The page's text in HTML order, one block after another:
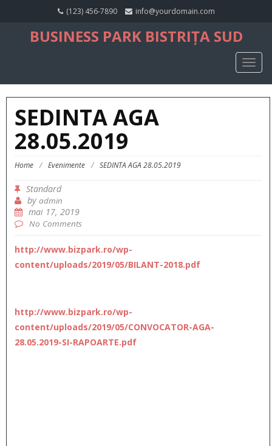
(123) 456-7890 info@yourdomain.com
BUSINESS PARK BISTRIȚA SUD
SEDINTA AGA
28.05.2019
Home / Evenimente / SEDINTA AGA 28.05.2019
Standard
by admin
mai 17, 2019
No Comments
http://www.bizpark.ro/wp-
content/uploads/2019/05/BILANT-2018.pdf
http://www.bizpark.ro/wp-
content/uploads/2019/05/CONVOCATOR-AGA-
28.05.2019-SI-RAPOARTE.pdf